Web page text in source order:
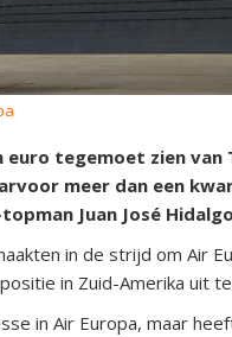
tegemoet zien van
meer dan een
Juan José
in de strijd om Air
in Zuid-Amerika uit
in Air Europa, maar